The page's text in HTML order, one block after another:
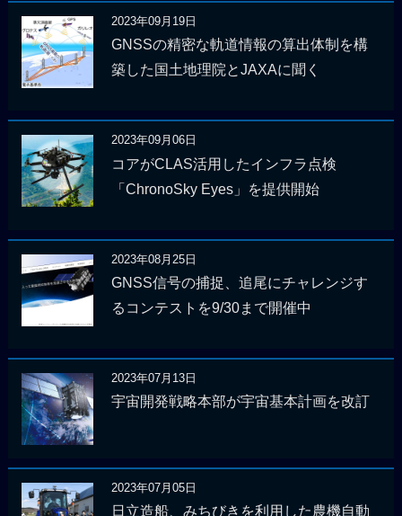
2023年09月19日
GNSSの精密な軌道情報の算出体制を構
築した国土地理院とJAXAに聞く
2023年09月06日
コアがCLAS活用したインフラ点検
「ChronoSky Eyes」を提供開始
2023年08月25日
GNSS信号の捕捉、追尾にチャレンジす
るコンテストを9/30まで開催中
2023年07月13日
宇宙開発戦略本部が宇宙基本計画を改訂
2023年07月05日
日立造船、みちびきを利用した農機自動